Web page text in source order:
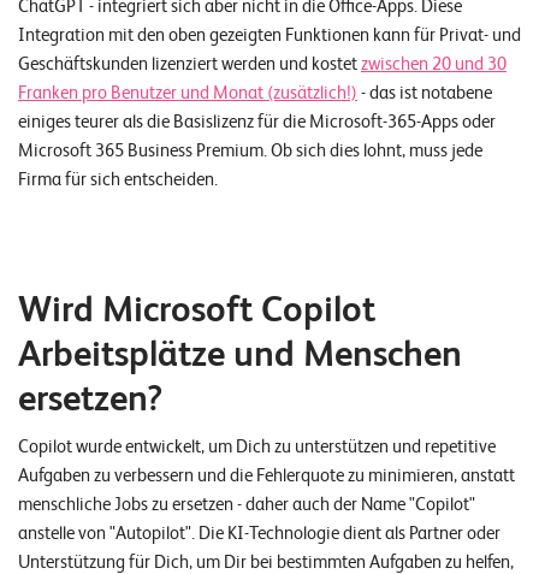
ChatGPT - integriert sich aber nicht in die Office-Apps. Diese
Integration mit den oben gezeigten Funktionen kann für Privat- und
Geschäftskunden lizenziert werden und kostetzwischen 20 und 30
Franken pro Benutzer und Monat (zusätzlich!) - das ist notabene
einiges teurer als die Basislizenz für die Microsoft-365-Apps oder
Microsoft 365 Business Premium. Ob sich dies lohnt, muss jede
Firma für sich entscheiden.
Wird Microsoft Copilot
Arbeitsplätze und Menschen
ersetzen?
Copilot wurde entwickelt, um Dich zu unterstützen und repetitive
Aufgaben zu verbessern und die Fehlerquote zu minimieren, anstatt
menschliche Jobs zu ersetzen - daher auch der Name "Copilot"
anstelle von "Autopilot". Die KI-Technologie dient als Partner oder
Unterstützung für Dich, um Dir bei bestimmten Aufgaben zu helfen,